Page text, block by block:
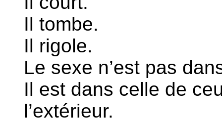
Il tombe.
Il rigole.
Le sexe n’est pas
Il est dans celle de
l’extérieur.